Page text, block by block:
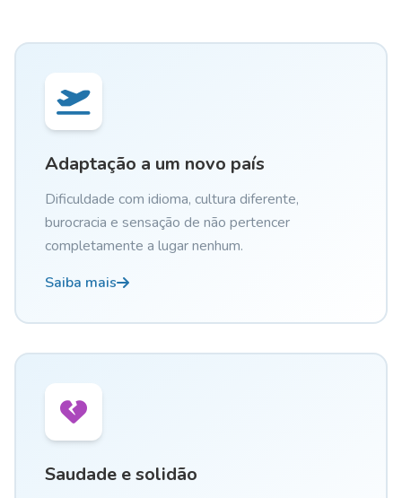
Adaptação a um novo país
Dificuldade com idioma, cultura diferente,
burocracia e sensação de não pertencer
completamente a lugar nenhum.
Saiba mais
Saudade e solidão